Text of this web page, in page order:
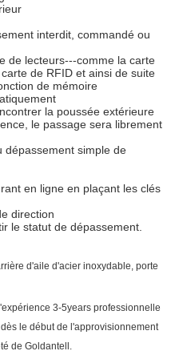
interdit, commandé ou
de lecteurs---comme la carte
de RFID et ainsi de suite
de mémoire
la poussée extérieure
le passage sera librement
dépassement simple de
en ligne en plaçant les clés
direction
le statut de dépassement.
d'aile d'acier inoxydable, porte
3-5years professionnelle
le début de l'approvisionnement
de Goldantell.